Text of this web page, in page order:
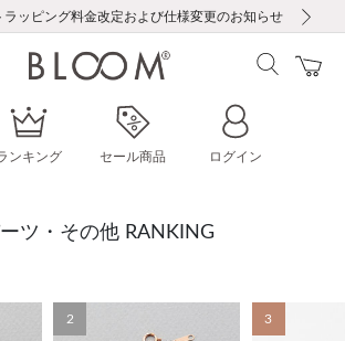
修理・アフターサービスのご案内
８年熊本地震に伴う集配への影響について
ラッピング料金改定および仕様変更のお知らせ
】夏季休業の営業についてのご案内
以上で送料無料｜最短24時間以内に発送
員登録で1000ポイントプレゼント！
友だち登録で500円クーポンプレゼント
レビュー投稿で100ポイントプレゼント
修理・アフターサービスのご案内
８年熊本地震に伴う集配への影響について
ンキング セール商品 ログイン
ツ・その他 RANKING
2 3